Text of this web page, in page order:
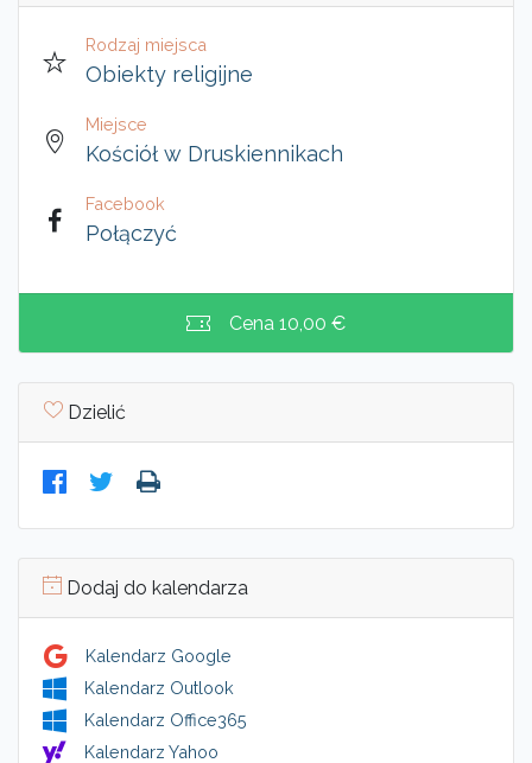
Rodzaj miejsca
Obiekty religijne
Miejsce
Kościół w Druskiennikach
Facebook
Połączyć
Cena 10,00 €
Dzielić
Dodaj do kalendarza
Kalendarz Google
Kalendarz Outlook
Kalendarz Office365
Kalendarz Yahoo